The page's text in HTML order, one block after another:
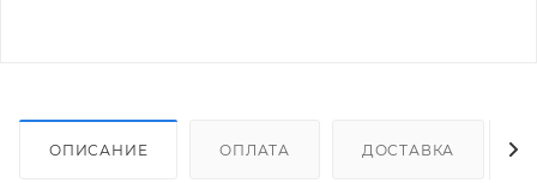
ОПИСАНИЕ ОПЛАТА ДОСТАВКА